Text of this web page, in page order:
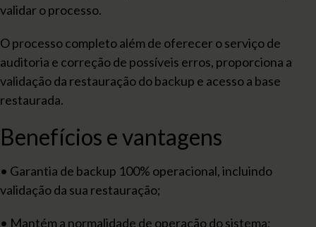
validar o processo.
O processo completo além de oferecer o serviço de
auditoria e correção de possíveis erros, proporciona a
validação da restauração do backup e acesso a base
restaurada.
Benefícios e vantagens
• Garantia de backup 100% operacional, incluindo
validação da sua restauração;
• Mantém a normalidade de operação do sistema;